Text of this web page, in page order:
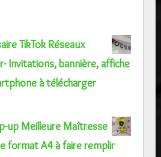
TikTok Réseaux
Invitations, bannière, affiche
à télécharger
up Meilleure Maîtresse
format A4 à faire remplir